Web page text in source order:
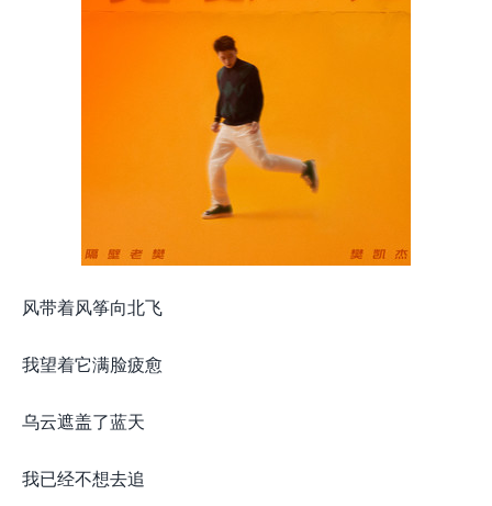
风带着风筝向北飞
我望着它满脸疲愈
乌云遮盖了蓝天
我已经不想去追